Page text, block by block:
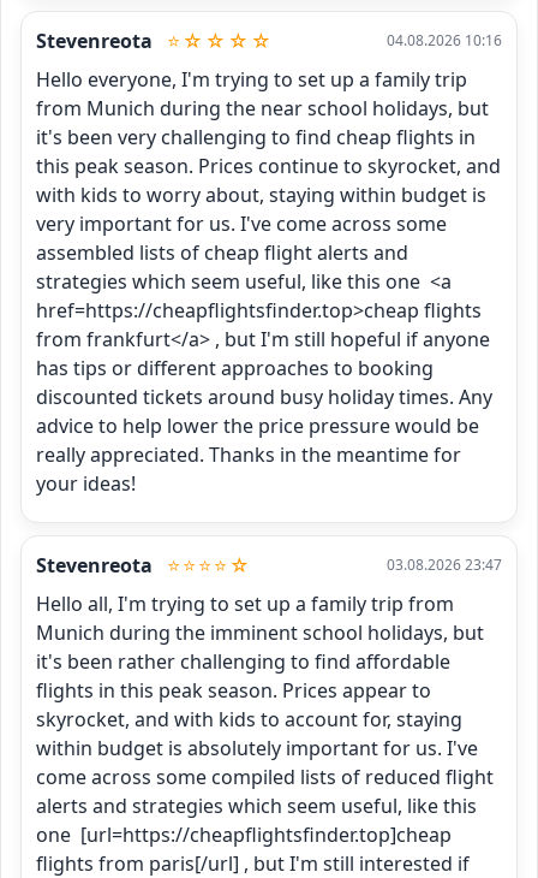
Stevenreota ⭐☆☆☆☆ 04.08.2026 10:16
Hello everyone, I'm trying to set up a family trip
from Munich during the near school holidays, but
it's been very challenging to find cheap flights in
this peak season. Prices continue to skyrocket, and
with kids to worry about, staying within budget is
very important for us. I've come across some
assembled lists of cheap flight alerts and
strategies which seem useful, like this one  <a
href=https://cheapflightsfinder.top>cheap flights
from frankfurt</a> , but I'm still hopeful if anyone
has tips or different approaches to booking
discounted tickets around busy holiday times. Any
advice to help lower the price pressure would be
really appreciated. Thanks in the meantime for
your ideas!
Stevenreota ⭐⭐⭐⭐☆ 03.08.2026 23:47
Hello all, I'm trying to set up a family trip from
Munich during the imminent school holidays, but
it's been rather challenging to find affordable
flights in this peak season. Prices appear to
skyrocket, and with kids to account for, staying
within budget is absolutely important for us. I've
come across some compiled lists of reduced flight
alerts and strategies which seem useful, like this
one  [url=https://cheapflightsfinder.top]cheap
flights from paris[/url] , but I'm still interested if